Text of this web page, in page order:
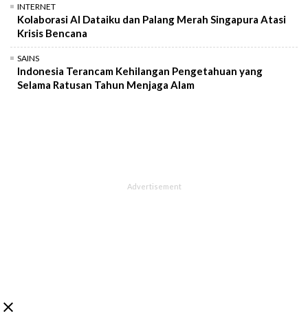
INTERNET
Kolaborasi AI Dataiku dan Palang Merah Singapura Atasi
Krisis Bencana
SAINS
Indonesia Terancam Kehilangan Pengetahuan yang
Selama Ratusan Tahun Menjaga Alam
